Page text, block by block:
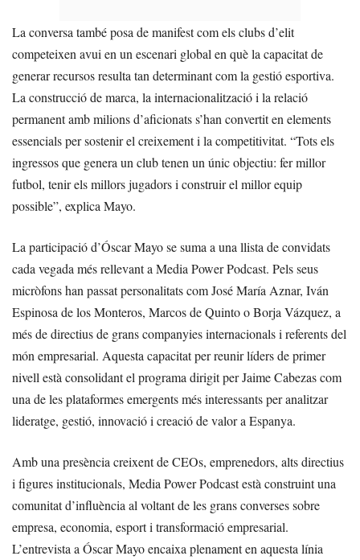
La conversa també posa de manifest com els clubs d’elit
competeixen avui en un escenari global en què la capacitat de
generar recursos resulta tan determinant com la gestió esportiva.
La construcció de marca, la internacionalització i la relació
permanent amb milions d’aficionats s’han convertit en elements
essencials per sostenir el creixement i la competitivitat. “Tots els
ingressos que genera un club tenen un únic objectiu: fer millor
futbol, tenir els millors jugadors i construir el millor equip
possible”, explica Mayo.
La participació d’Óscar Mayo se suma a una llista de convidats
cada vegada més rellevant a Media Power Podcast. Pels seus
micròfons han passat personalitats com José María Aznar, Iván
Espinosa de los Monteros, Marcos de Quinto o Borja Vázquez, a
més de directius de grans companyies internacionals i referents del
món empresarial. Aquesta capacitat per reunir líders de primer
nivell està consolidant el programa dirigit per Jaime Cabezas com
una de les plataformes emergents més interessants per analitzar
lideratge, gestió, innovació i creació de valor a Espanya.
Amb una presència creixent de CEOs, emprenedors, alts directius
i figures institucionals, Media Power Podcast està construint una
comunitat d’influència al voltant de les grans converses sobre
empresa, economia, esport i transformació empresarial.
L’entrevista a Óscar Mayo encaixa plenament en aquesta línia